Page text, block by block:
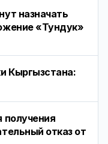
назначать
«Тундук»
Кыргызстана:
получения
отказ от